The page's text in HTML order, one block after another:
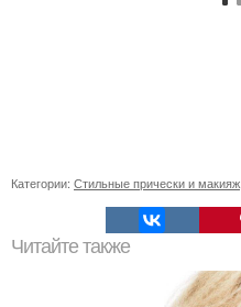
Категории: Стильные прически и макияж
Читайте также